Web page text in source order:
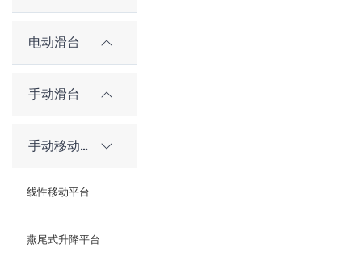
电动滑台
手动滑台
手动移动平台（老型号）
线性移动平台
燕尾式升降平台